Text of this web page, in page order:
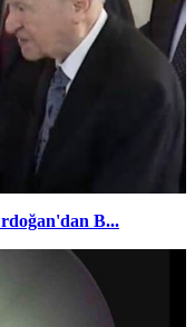
B...